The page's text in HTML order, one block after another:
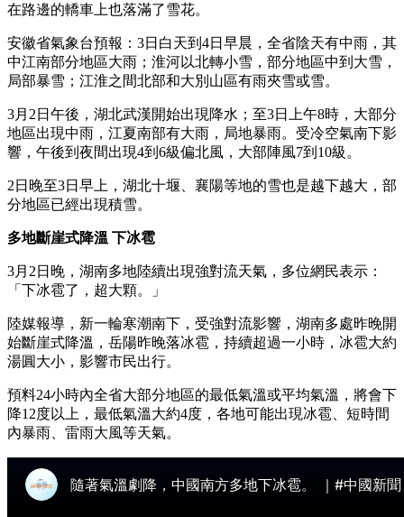
在路邊的轎車上也落滿了雪花。
安徽省氣象台預報：3日白天到4日早晨，全省陰天有中雨，其
中江南部分地區大雨；淮河以北轉小雪，部分地區中到大雪，
局部暴雪；江淮之間北部和大別山區有雨夾雪或雪。
3月2日午後，湖北武漢開始出現降水；至3日上午8時，大部分
地區出現中雨，江夏南部有大雨，局地暴雨。受冷空氣南下影
響，午後到夜間出現4到6級偏北風，大部陣風7到10級。
2日晚至3日早上，湖北十堰、襄陽等地的雪也是越下越大，部
分地區已經出現積雪。
多地斷崖式降溫 下冰雹
3月2日晚，湖南多地陸續出現強對流天氣，多位網民表示：
「下冰雹了，超大顆。」
陸媒報導，新一輪寒潮南下，受強對流影響，湖南多處昨晚開
始斷崖式降溫，岳陽昨晚落冰雹，持續超過一小時，冰雹大約
湯圓大小，影響市民出行。
預料24小時內全省大部分地區的最低氣溫或平均氣溫，將會下
降12度以上，最低氣溫大約4度，各地可能出現冰雹、短時間
內暴雨、雷雨大風等天氣。